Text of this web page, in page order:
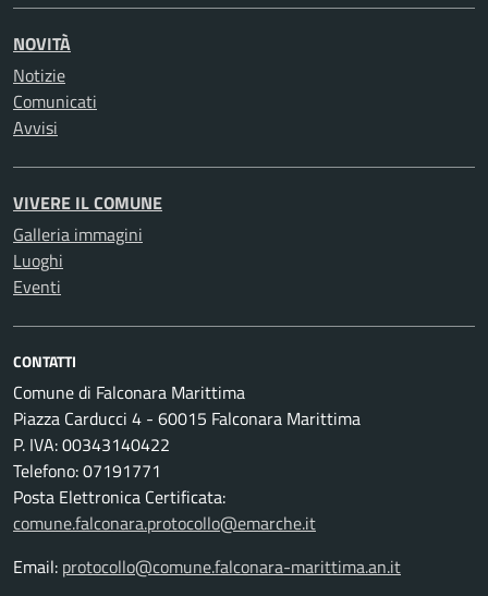
NOVITÀ
Notizie
Comunicati
Avvisi
VIVERE IL COMUNE
Galleria immagini
Luoghi
Eventi
CONTATTI
Comune di Falconara Marittima
Piazza Carducci 4 - 60015 Falconara Marittima
P. IVA: 00343140422
Telefono: 07191771
Posta Elettronica Certificata:
comune.falconara.protocollo@emarche.it
Email: protocollo@comune.falconara-marittima.an.it